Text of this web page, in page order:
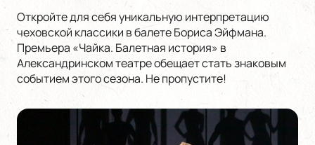
Откройте для себя уникальную интерпретацию
чеховской классики в балете Бориса Эйфмана.
Премьера «Чайка. Балетная история» в
Александринском театре обещает стать знаковым
событием этого сезона. Не пропустите!